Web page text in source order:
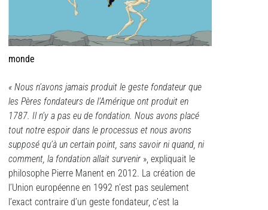
monde
« Nous n’avons jamais produit le geste fondateur que
les Pères fondateurs de l’Amérique ont produit en
1787. Il n’y a pas eu de fondation. Nous avons placé
tout notre espoir dans le processus et nous avons
supposé qu’à un certain point, sans savoir ni quand, ni
comment, la fondation allait survenir », expliquait le
philosophe Pierre Manent en 2012. La création de
l’Union européenne en 1992 n’est pas seulement
l’exact contraire d’un geste fondateur, c’est la